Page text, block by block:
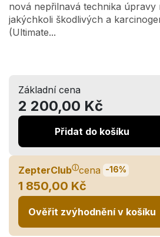
nová nepřilnavá technika úpravy
jakýchkoli škodlivých a
(Ultimate...
Základní cena
2 200,00 Kč
Přidat do košíku
ZepterClubⓘcena -16%
1 850,00 Kč
Ověřit zvýhodnění v košíku